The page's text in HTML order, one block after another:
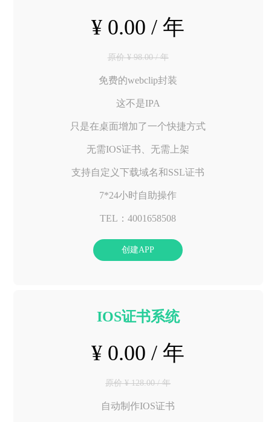
¥ 0.00 / 年
原价 ¥ 98.00 / 年
免费的webclip封装
这不是IPA
只是在桌面增加了一个快捷方式
无需IOS证书、无需上架
支持自定义下载域名和SSL证书
7*24小时自助操作
TEL：4001658508
创建APP
IOS证书系统
¥ 0.00 / 年
原价 ¥ 128.00 / 年
自动制作IOS证书